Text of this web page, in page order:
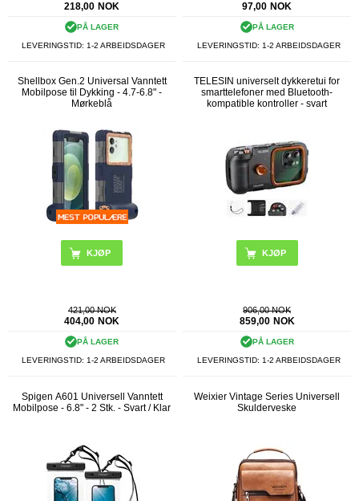
218,00 NOK
PÅ LAGER
LEVERINGSTID: 1-2 ARBEIDSDAGER
97,00 NOK
PÅ LAGER
LEVERINGSTID: 1-2 ARBEIDSDAGER
Shellbox Gen.2 Universal Vanntett
Mobilpose til Dykking - 4.7-6.8" -
Mørkeblå
421,00 NOK
404,00 NOK
PÅ LAGER
LEVERINGSTID: 1-2 ARBEIDSDAGER
TELESIN universelt dykkeretui for
smarttelefoner med Bluetooth-
kompatible kontroller - svart
906,00 NOK
859,00 NOK
PÅ LAGER
LEVERINGSTID: 1-2 ARBEIDSDAGER
Spigen A601 Universell Vanntett
Mobilpose - 6.8" - 2 Stk. - Svart / Klar
Weixier Vintage Series Universell
Skulderveske